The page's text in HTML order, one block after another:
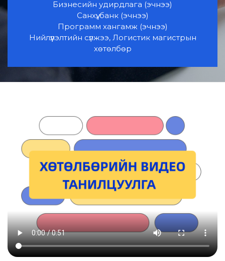
Бизнесийн удирдлага (эчнээ)
Санхүү, банк (эчнээ)
Программ хангамж (эчнээ)
Нийлүүлэлтийн сүлжээ, Логистик магистрын
хөтөлбөр